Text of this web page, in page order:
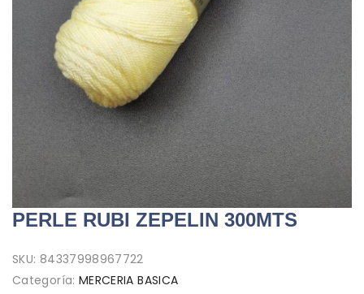
PERLE RUBI ZEPELIN 300MTS
SKU: 84337998967722
Categoría: MERCERIA BASICA